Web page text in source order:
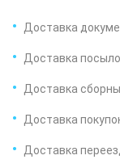
Доставка
Доставка
Доставка
Доставка
Доставка